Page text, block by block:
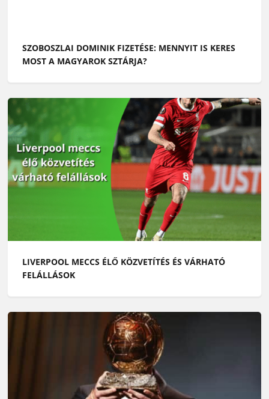
SZOBOSZLAI DOMINIK FIZETÉSE: MENNYIT IS KERES
MOST A MAGYAROK SZTÁRJA?
LIVERPOOL MECCS ÉLŐ KÖZVETÍTÉS ÉS VÁRHATÓ
FELÁLLÁSOK